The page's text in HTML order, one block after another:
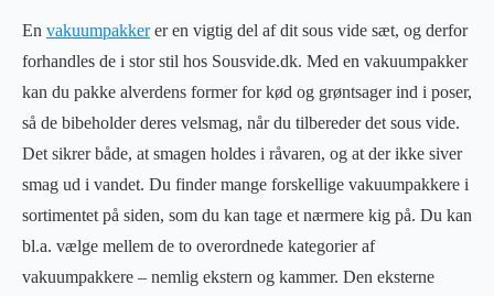
En vakuumpakkerer en vigtig del af dit sous vide sæt, og derfor
forhandles de i stor stil hos Sousvide.dk. Med en vakuumpakker
kan du pakke alverdens former for kød og grøntsager ind i poser,
så de bibeholder deres velsmag, når du tilbereder det sous vide.
Det sikrer både, at smagen holdes i råvaren, og at der ikke siver
smag ud i vandet. Du finder mange forskellige vakuumpakkere i
sortimentet på siden, som du kan tage et nærmere kig på. Du kan
bl.a. vælge mellem de to overordnede kategorier af
vakuumpakkere – nemlig ekstern og kammer. Den eksterne